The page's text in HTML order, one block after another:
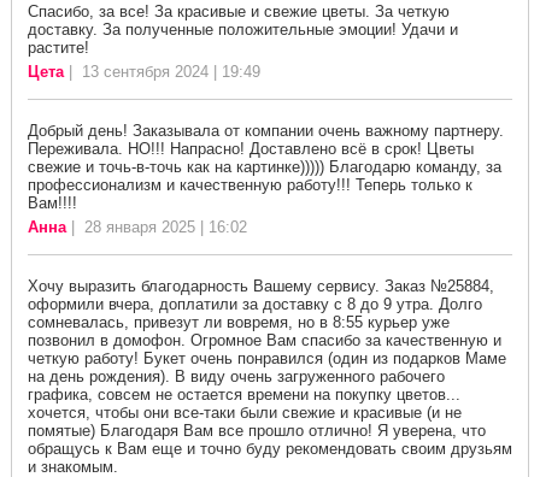
Спасибо, за все! За красивые и свежие цветы. За четкую
доставку. За полученные положительные эмоции! Удачи и
растите!
Цета| 13 сентября 2024 | 19:49
Добрый день! Заказывала от компании очень важному партнеру.
Переживала. НО!!! Напрасно! Доставлено всё в срок! Цветы
свежие и точь-в-точь как на картинке))))) Благодарю команду, за
профессионализм и качественную работу!!! Теперь только к
Вам!!!!
Анна| 28 января 2025 | 16:02
Хочу выразить благодарность Вашему сервису. Заказ №25884,
оформили вчера, доплатили за доставку с 8 до 9 утра. Долго
сомневалась, привезут ли вовремя, но в 8:55 курьер уже
позвонил в домофон. Огромное Вам спасибо за качественную и
четкую работу! Букет очень понравился (один из подарков Маме
на день рождения). В виду очень загруженного рабочего
графика, совсем не остается времени на покупку цветов...
хочется, чтобы они все-таки были свежие и красивые (и не
помятые) Благодаря Вам все прошло отлично! Я уверена, что
обращусь к Вам еще и точно буду рекомендовать своим друзьям
и знакомым.